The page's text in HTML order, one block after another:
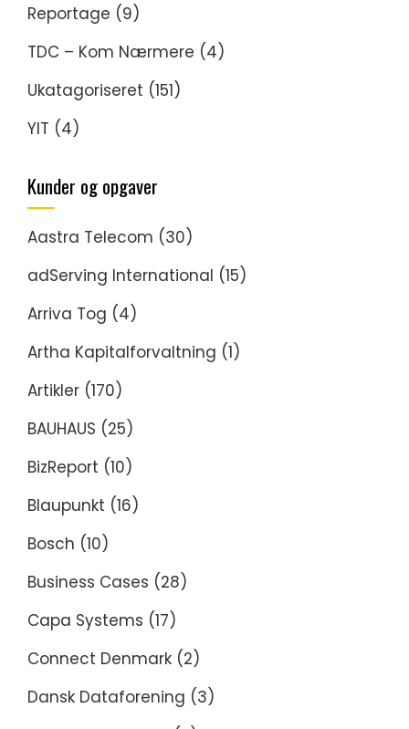
Reportage (9)
TDC – Kom Nærmere (4)
Ukatagoriseret (151)
YIT (4)
Kunder og opgaver
Aastra Telecom (30)
adServing International (15)
Arriva Tog (4)
Artha Kapitalforvaltning (1)
Artikler (170)
BAUHAUS (25)
BizReport (10)
Blaupunkt (16)
Bosch (10)
Business Cases (28)
Capa Systems (17)
Connect Denmark (2)
Dansk Dataforening (3)